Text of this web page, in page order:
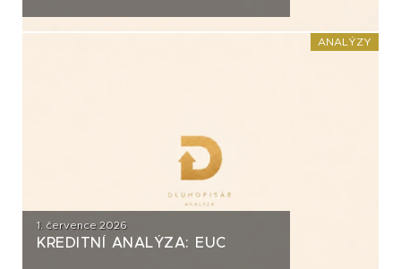
ANALÝZY
1. července 2026
KREDITNÍ ANALÝZA: EUC